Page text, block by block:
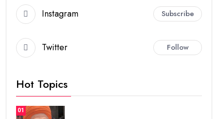
Instagram Subscribe
Twitter Follow
Hot Topics
01